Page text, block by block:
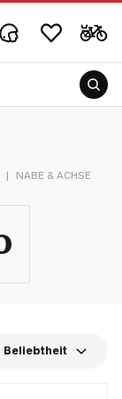
| NABE & ACHSE
Beliebtheit